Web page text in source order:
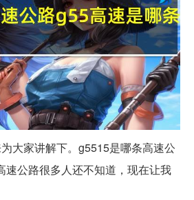
大家讲解下。g5515是哪条高速公
速公路很多人还不知道，现在让我